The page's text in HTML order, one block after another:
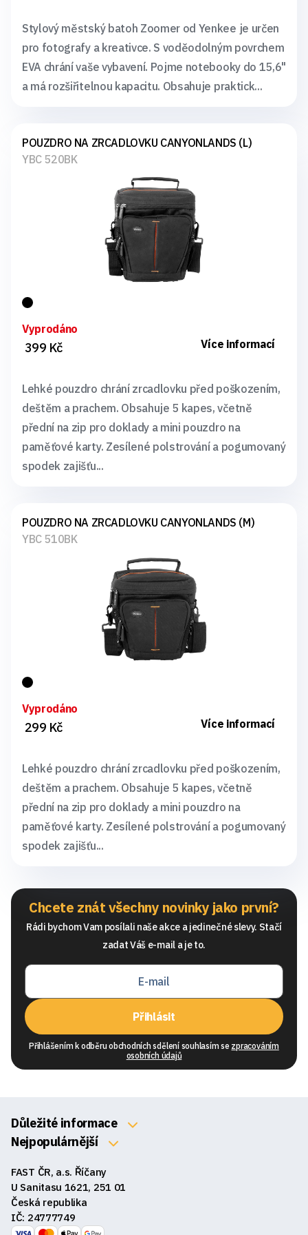
Stylový městský batoh Zoomer od Yenkee je určen
pro fotografy a kreativce. S voděodolným povrchem
EVA chrání vaše vybavení. Pojme notebooky do 15,6"
a má rozšiřitelnou kapacitu. Obsahuje praktick...
POUZDRO NA ZRCADLOVKU CANYONLANDS (L)
YBC 520BK
Vyprodáno
399 Kč Více informací
Lehké pouzdro chrání zrcadlovku před poškozením,
deštěm a prachem. Obsahuje 5 kapes, včetně
přední na zip pro doklady a mini pouzdro na
paměťové karty. Zesílené polstrování a pogumovaný
spodek zajišťu...
POUZDRO NA ZRCADLOVKU CANYONLANDS (M)
YBC 510BK
Vyprodáno
299 Kč Více informací
Lehké pouzdro chrání zrcadlovku před poškozením,
deštěm a prachem. Obsahuje 5 kapes, včetně
přední na zip pro doklady a mini pouzdro na
paměťové karty. Zesílené polstrování a pogumovaný
spodek zajišťu...
Chcete znát všechny novinky jako první?
Rádi bychom Vam posílali naše akce a jedinečné slevy. Stačí
zadat Váš e-mail a je to.
Přihlásit
Přihlášením k odběru obchodních sdělení souhlasím se zpracováním
osobních údajů
Důležité informace
O nás
Obchodní podmínky
Reklamace a vrácení zboží
GDPR
Nejpopulárnější
Myši
Sluchátka
Reproduktory
FAST ČR, a.s. Říčany
U Sanitasu 1621, 251 01
Česká republika
IČ: 24777749